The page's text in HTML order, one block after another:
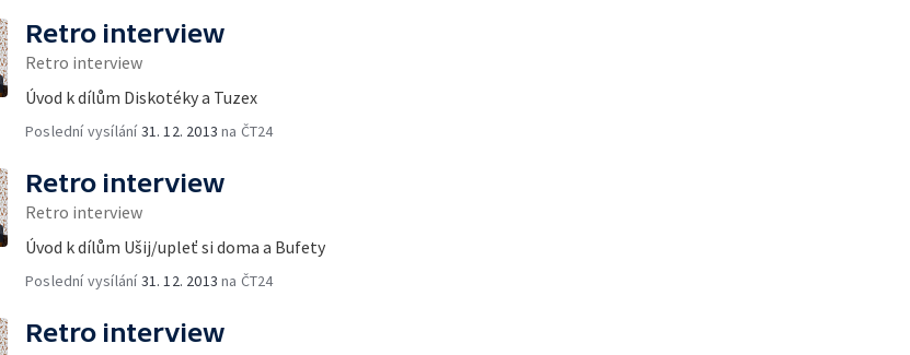
Retro interview
Retro interview
Úvod k dílům Diskotéky a Tuzex
Poslední vysílání31. 12. 2013 na ČT24
Retro interview
Retro interview
Úvod k dílům Ušij/upleť si doma a Bufety
Poslední vysílání31. 12. 2013 na ČT24
Retro interview